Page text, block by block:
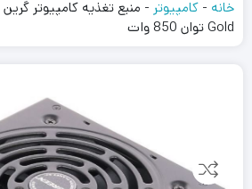
خانه - کامپیوتر -
Gold توان 850 وات